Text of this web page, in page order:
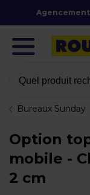
Quel produit
Bureaux Sunday
Option
mobile -
2 cm